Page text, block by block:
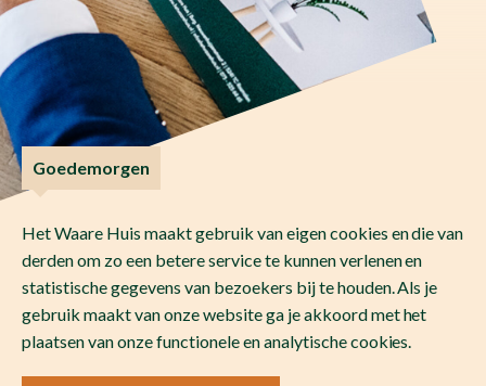
Goedemorgen
Het Waare Huis maakt gebruik van eigen cookies en die van
derden om zo een betere service te kunnen verlenen en
statistische gegevens van bezoekers bij te houden. Als je
gebruik maakt van onze website ga je akkoord met het
plaatsen van onze functionele en analytische cookies.